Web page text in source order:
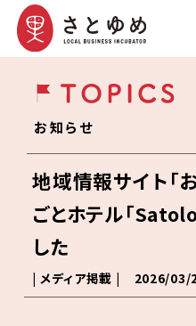
お知らせ
地域情報サイト「
ごとホテル「
した
| メディア掲載 | 2026/03/